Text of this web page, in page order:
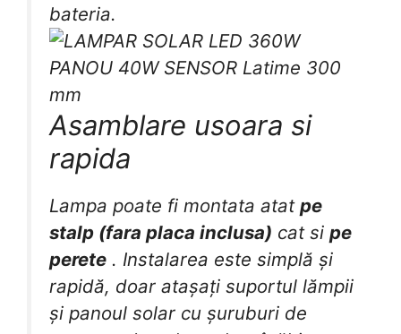
bateria.
Asamblare usoara si
rapida
Lampa poate fi montata atat pe
stalp (fara placa inclusa) cat si pe
perete . Instalarea este simplă și
rapidă, doar atașați suportul lămpii
și panoul solar cu șuruburi de